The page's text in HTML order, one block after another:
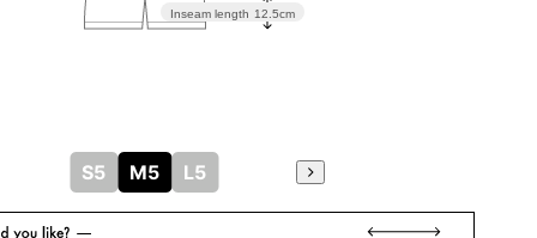
Inseam length 12.5cm
S5 M5 L5